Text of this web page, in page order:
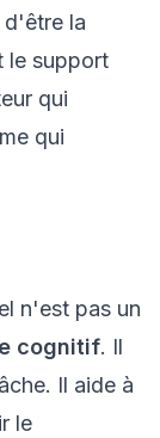
d'être la
le support
qui
qui
n'est pas un
cognitif. Il
Il aide à
le